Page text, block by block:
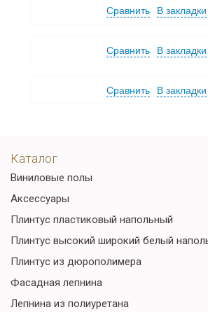
Сравнить В закладки
Сравнить В закладки
Сравнить В закладки
Каталог
Виниловые полы
Аксессуары
Плинтус пластиковый напольный
Плинтус высокий широкий белый
Плинтус из дюрополимера
Фасадная лепнина
Лепнина из полиуретана